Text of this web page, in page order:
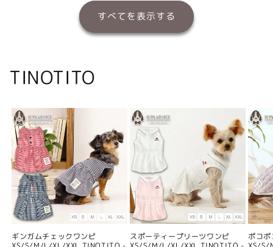
すべてを表示する
TINOTITO
ギンガムチェックワンピ
スポーティープリーツワンピ
ポコ